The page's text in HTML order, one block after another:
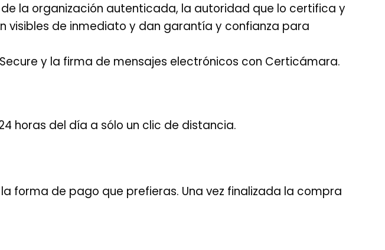
la organización autenticada, la autoridad que lo certifica y
de inmediato y dan garantía y confianza para
y la firma de mensajes electrónicos con Certicámara.
horas del día a sólo un clic de distancia.
forma de pago que prefieras. Una vez finalizada la compra